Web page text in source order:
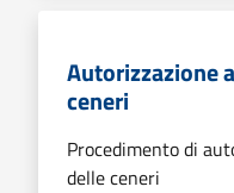
Autorizzazione
ceneri
Procedimento di
delle ceneri